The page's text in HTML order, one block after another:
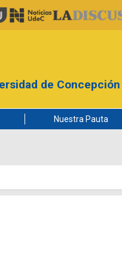
de Concepción
Nuestra Pauta